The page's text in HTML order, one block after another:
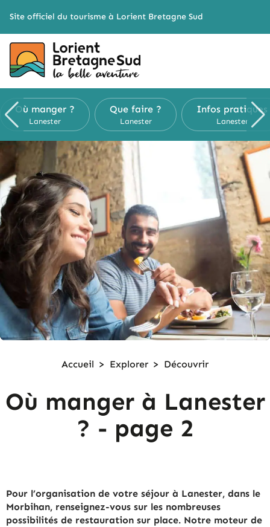
Site officiel du tourisme à Lorient Bretagne Sud
Où manger ?
Lanester
Que faire ?
Lanester
Infos pratiques
Lanester
Accueil > Explorer > Découvrir
Où manger à Lanester
? - page 2
Pour l’organisation de votre séjour à Lanester, dans le
Morbihan, renseignez-vous sur les nombreuses
possibilités de restauration sur place. Notre moteur de